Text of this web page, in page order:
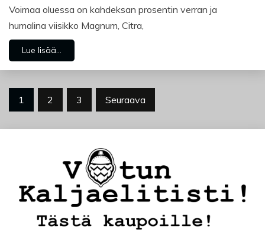
Voimaa oluessa on kahdeksan prosentin verran ja
humalina viisikko Magnum, Citra,
Lue lisää...
Artikkelien
1 2 3 Seuraava